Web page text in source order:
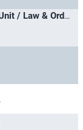
Law & Order: Special Victims Unit / Law & Order: New York